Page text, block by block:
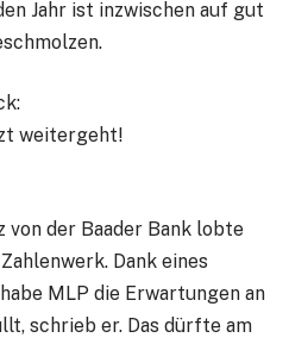
Jahr ist inzwischen auf gut
weitergeht!
von der Baader Bank lobte
Dank eines
MLP die Erwartungen an
schrieb er. Das dürfte am